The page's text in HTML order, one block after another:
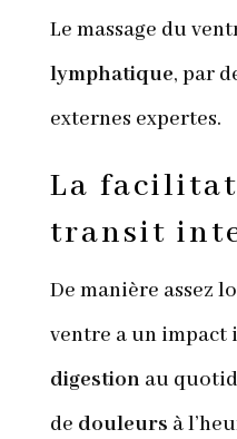
Le massage du
lymphatique, par
externes expertes.
La
transit
De manière assez
ventre a un impact
digestion au
de douleurs à